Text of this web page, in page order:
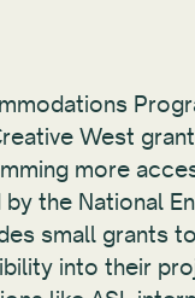
West
more
the National
small grants
into their